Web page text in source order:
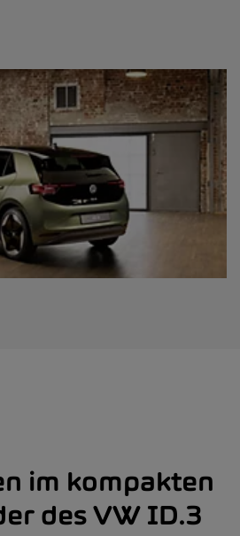
im kompakten
des VW ID.3